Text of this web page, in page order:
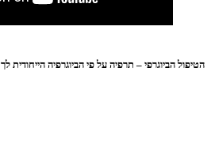
הטיפול הביוגרפי – תרפיה על פי הביוגרפיה הייחודית לך